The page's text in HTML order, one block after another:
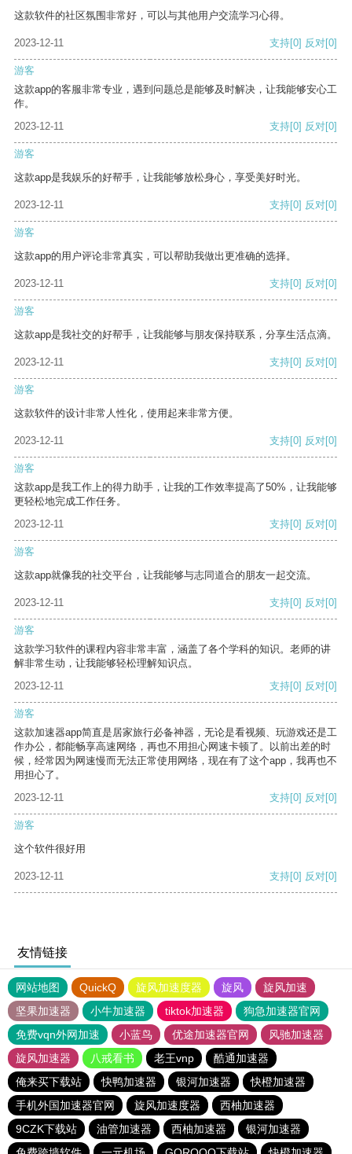
这款软件的社区氛围非常好，可以与其他用户交流学习心得。
2023-12-11 支持[0] 反对[0]
游客
这款app的客服非常专业，遇到问题总是能够及时解决，让我能够安心工
作。
2023-12-11
支持[0] 反对[0]
游客
这款app是我娱乐的好帮手，让我能够放松身心，享受美好时光。
2023-12-11 支持[0] 反对[0]
游客
这款app的用户评论非常真实，可以帮助我做出更准确的选择。
2023-12-11 支持[0] 反对[0]
游客
这款app是我社交的好帮手，让我能够与朋友保持联系，分享生活点滴。
2023-12-11 支持[0] 反对[0]
游客
这款软件的设计非常人性化，使用起来非常方便。
2023-12-11 支持[0] 反对[0]
游客
这款app是我工作上的得力助手，让我的工作效率提高了50%，让我能够
更轻松地完成工作任务。
2023-12-11
支持[0] 反对[0]
游客
这款app就像我的社交平台，让我能够与志同道合的朋友一起交流。
2023-12-11 支持[0] 反对[0]
游客
这款学习软件的课程内容非常丰富，涵盖了各个学科的知识。老师的讲
解非常生动，让我能够轻松理解知识点。
2023-12-11
支持[0] 反对[0]
游客
这款加速器app简直是居家旅行必备神器，无论是看视频、玩游戏还是工
作办公，都能畅享高速网络，再也不用担心网速卡顿了。以前出差的时
候，经常因为网速慢而无法正常使用网络，现在有了这个app，我再也不
用担心了。
2023-12-11
支持[0] 反对[0]
游客
这个软件很好用
2023-12-11 支持[0] 反对[0]
友情链接
网站地图 QuickQ 旋风加速度器 旋风
旋风加速
坚果加速器
小牛加速器 tiktok加速器
狗急加速器官网
免费vqn外网加速
小蓝鸟 优途加速器官网
风驰加速器
旋风加速器
八戒看书 老王vnp
酷通加速器
俺来买下载站
快鸭加速器 银河加速器
快橙加速器
手机外国加速器官网
旋风加速度器
西柚加速器
9CZK下载站
油管加速器 西柚加速器
银河加速器